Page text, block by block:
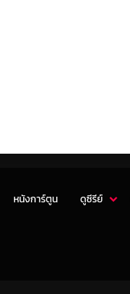
หนังการ์ตูน ดูซีรีย์